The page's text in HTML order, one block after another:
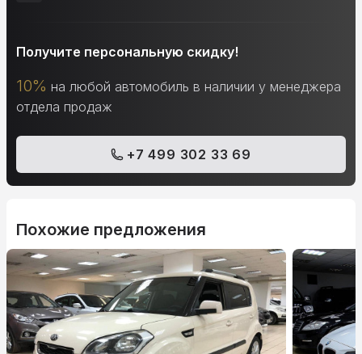
Получите персональную скидку!
10% на любой автомобиль в наличии у менеджера
отдела продаж
+7 499 302 33 69
Похожие предложения